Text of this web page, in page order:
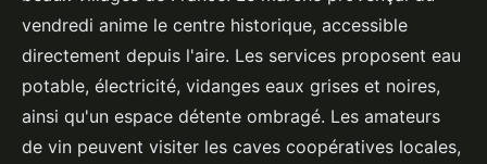
vendredi anime le centre historique, accessible
directement depuis l'aire. Les services proposent eau
potable, électricité, vidanges eaux grises et noires,
ainsi qu'un espace détente ombragé. Les amateurs
de vin peuvent visiter les caves coopératives locales,